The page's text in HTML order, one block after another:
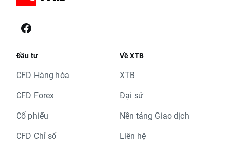
Đầu tư
CFD Hàng hóa
CFD Forex
Cổ phiếu
CFD Chỉ số
Về XTB
XTB
Đại sứ
Nền tảng Giao dịch
Liên hệ